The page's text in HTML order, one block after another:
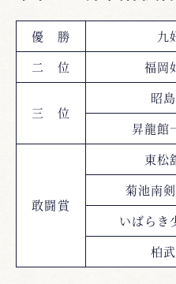
優 勝 九
二 位
福岡
三 位
昭
昇龍館
敢闘賞
東松
菊池南
いばらき
柏